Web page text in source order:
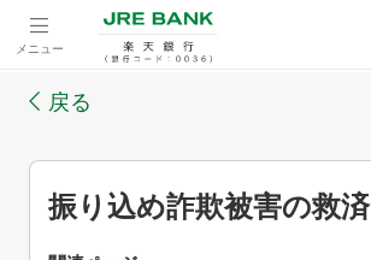
メニュー
戻る
振り込め詐欺被害の救済